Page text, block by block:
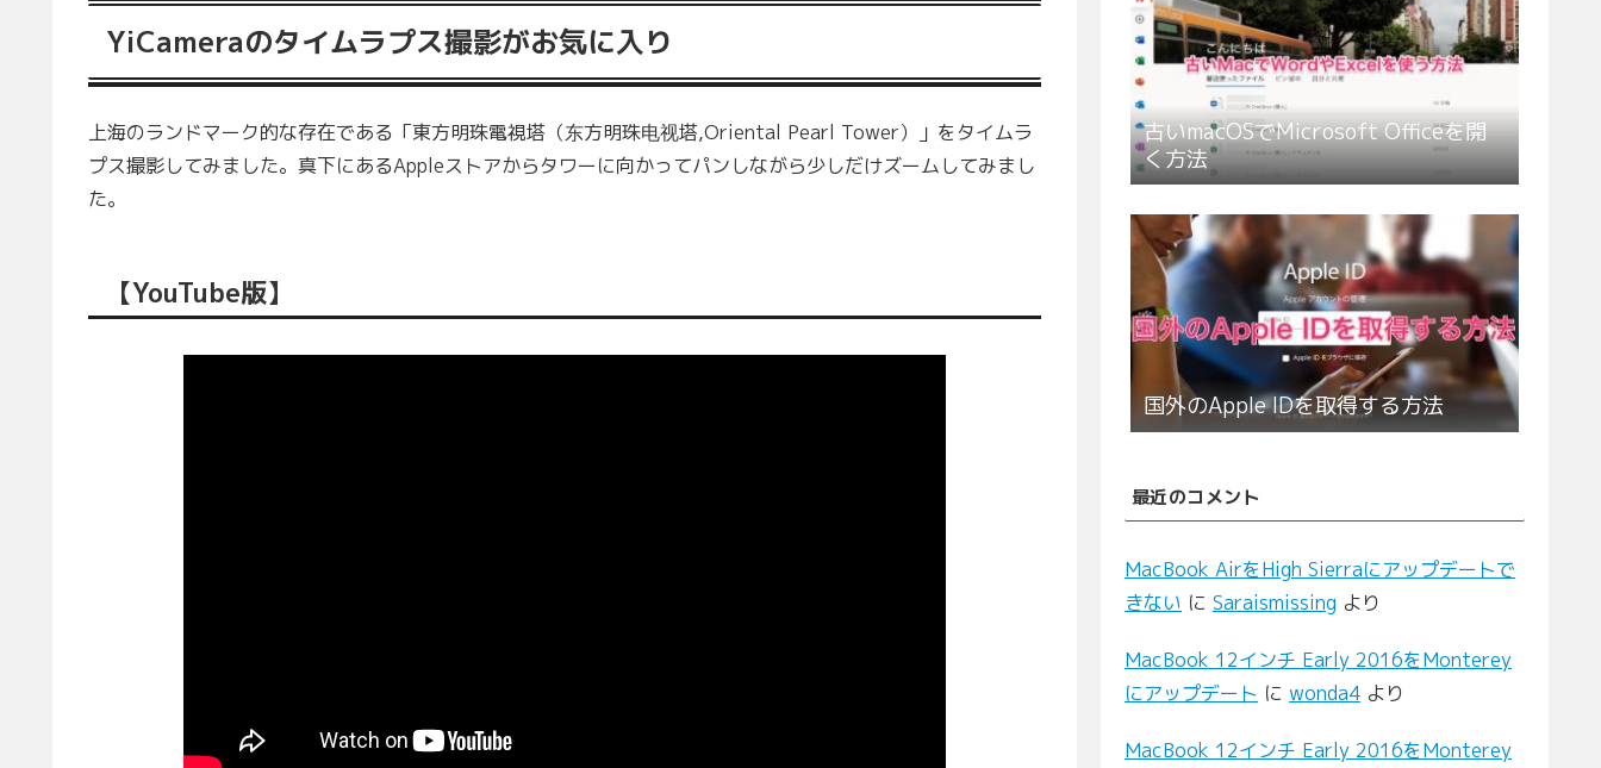
YiCameraのタイムラプス撮影がお気に入り
上海のランドマーク的な存在である「東方明珠電視塔（东方明珠电视塔,Oriental Pearl Tower）」をタイムラ
プス撮影してみました。真下にあるAppleストアからタワーに向かってパンしながら少しだけズームしてみまし
た。
【YouTube版】
古いmacOSでMicrosoft Officeを開
く方法
国外のApple IDを取得する方法
最近のコメント
MacBook AirをHigh Sierraにアップデートで
きない に Saraismissing より
MacBook 12インチ Early 2016をMonterey
にアップデート に wonda4 より
MacBook 12インチ Early 2016をMonterey